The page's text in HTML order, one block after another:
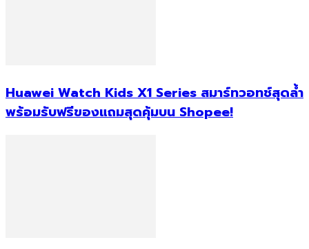
Huawei Watch Kids X1 Series สมาร์ทวอทช์สุดล้ำ
พร้อมรับฟรีของแถมสุดคุ้มบน Shopee!